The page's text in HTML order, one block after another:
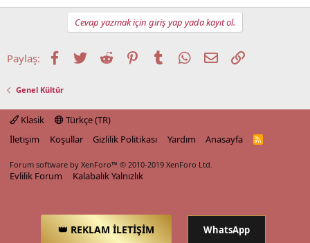
Cevap yazmak için giriş yap yada kayıt ol.
Paylaş: Facebook
TwitterReddit PinterestTumblrWhatsApp
E-postaLink
Genel Kültür
Klasik
Türkçe (TR)
İletişim
Koşullar Gizlilik Politikası Yardım Anasayfa
R
Forum software by XenForo™ © 2010-2019 XenForo Ltd.
Evlilik Forum Kalabalık Yalnızlık
👑 REKLAM İLETİŞİM WhatsApp